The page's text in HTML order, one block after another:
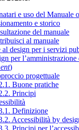
e uso del Manuale
e storico
del manuale
al manuale
al design per i servizi
per
)
progettuale
Buone pratiche
Principi
Definizione
Accessibilità by
Principi per